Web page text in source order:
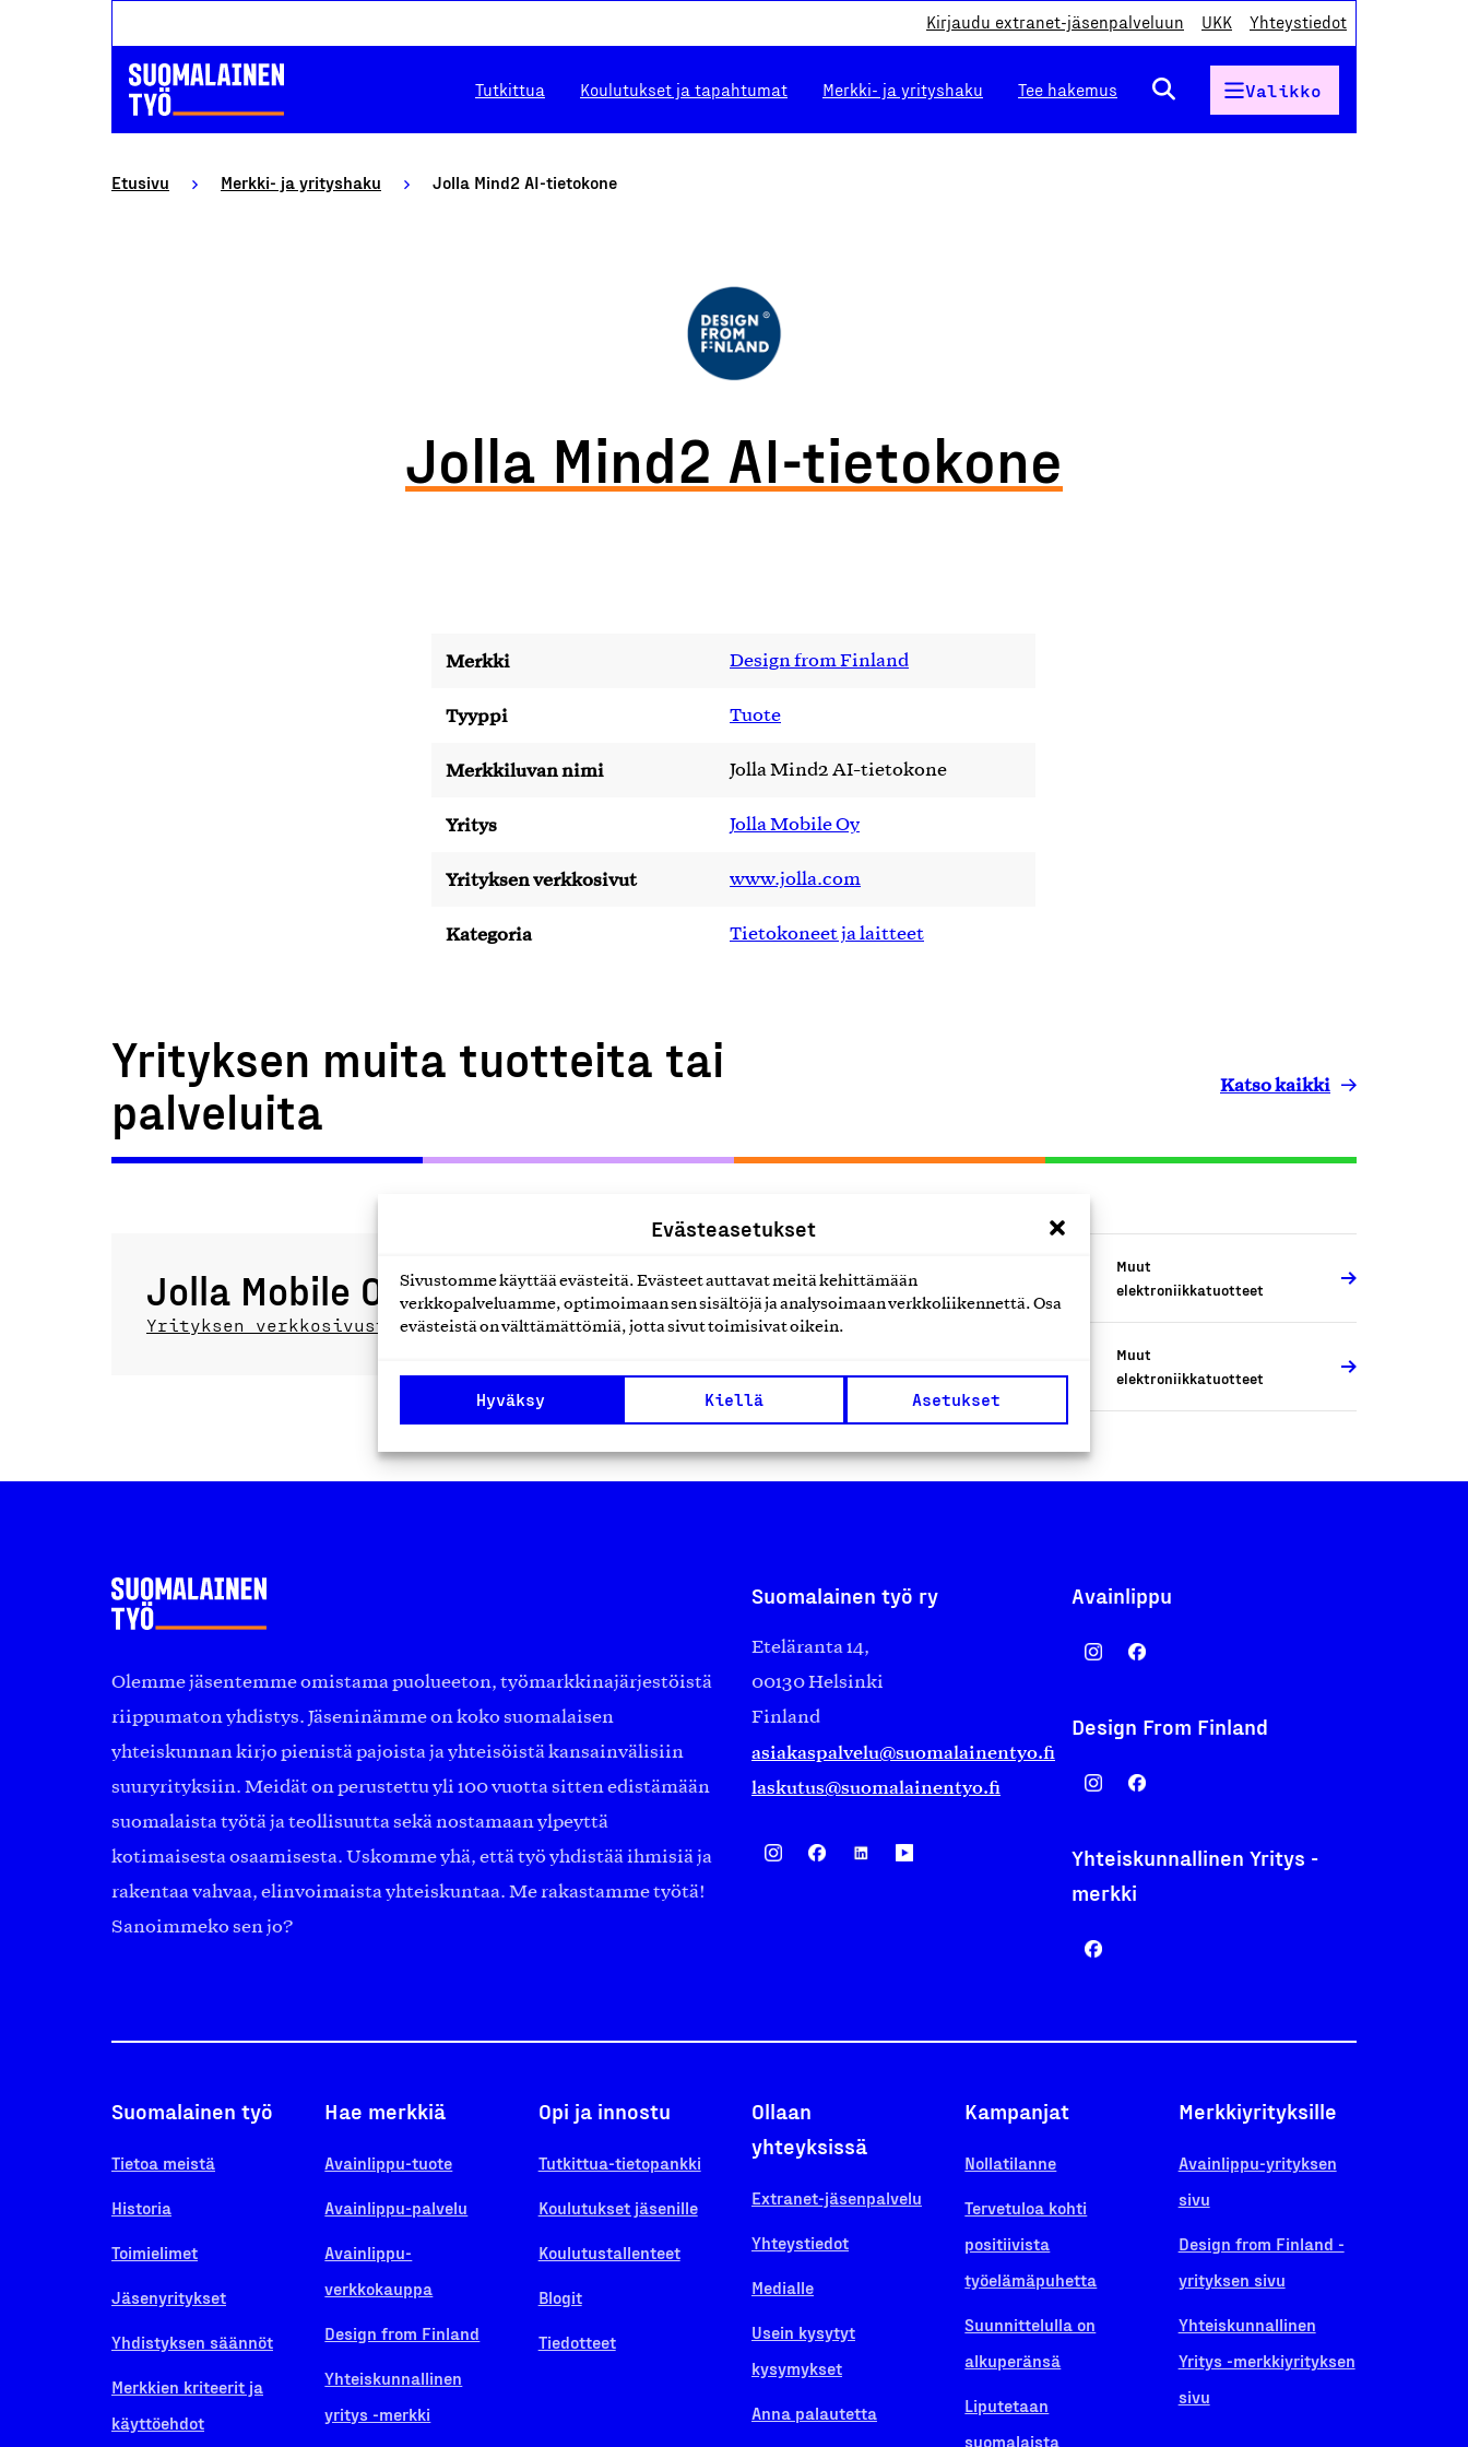
Evästeasetukset
Sivustomme käyttää evästeitä. Evästeet auttavat meitä kehittämään
verkkopalveluamme, optimoimaan sen sisältöjä ja analysoimaan verkkoliikennettä. Osa
evästeistä on välttämättömiä, jotta sivut toimisivat oikein.
Hyväksy Kiellä Asetukset
Kirjaudu extranet-jäsenpalveluun UKK Yhteystiedot
Tutkittua Koulutukset ja tapahtumat Merkki- ja yrityshaku Tee hakemus Valikko
Etusivu Merkki- ja yrityshaku Jolla Mind2 AI-tietokone
Jolla Mind2 AI-tietokone
Merkki Design from Finland
Tyyppi Tuote
Merkkiluvan nimi Jolla Mind2 AI-tietokone
Yritys Jolla Mobile Oy
Yrityksen verkkosivut www.jolla.com
Kategoria Tietokoneet ja laitteet
Yrityksen muita tuotteita tai
palveluita
Katso kaikki
Jolla Mobile Oy
Yrityksen verkkosivusto
Muut
elektroniikkatuotteet
Jolla Mobile Oy, Tuote
Muut
elektroniikkatuotteet
Olemme jäsentemme omistama puolueeton, työmarkkinajärjestöistä
riippumaton yhdistys. Jäseninämme on koko suomalaisen
yhteiskunnan kirjo pienistä pajoista ja yhteisöistä kansainvälisiin
suuryrityksiin. Meidät on perustettu yli 100 vuotta sitten edistämään
suomalaista työtä ja teollisuutta sekä nostamaan ylpeyttä
kotimaisesta osaamisesta. Uskomme yhä, että työ yhdistää ihmisiä ja
rakentaa vahvaa, elinvoimaista yhteiskuntaa. Me rakastamme työtä!
Sanoimmeko sen jo?
Suomalainen työ ry
Eteläranta 14,
00130 Helsinki
Finland
asiakaspalvelu@suomalainentyo.fi
laskutus@suomalainentyo.fi
Avainlippu
Design From Finland
Yhteiskunnallinen Yritys -
merkki
Suomalainen työ
Tietoa meistä
Historia
Toimielimet
Jäsenyritykset
Yhdistyksen säännöt
Merkkien kriteerit ja
käyttöehdot
Hae merkkiä
Avainlippu-tuote
Avainlippu-palvelu
Avainlippu-
verkkokauppa
Design from Finland
Yhteiskunnallinen
yritys -merkki
Opi ja innostu
Tutkittua-tietopankki
Koulutukset jäsenille
Koulutustallenteet
Blogit
Tiedotteet
Ollaan
yhteyksissä
Extranet-jäsenpalvelu
Yhteystiedot
Medialle
Usein kysytyt
kysymykset
Anna palautetta
Kampanjat
Nollatilanne
Tervetuloa kohti
positiivista
työelämäpuhetta
Suunnittelulla on
alkuperänsä
Liputetaan
suomalaista
Merkkiyrityksille
Avainlippu-yrityksen
sivu
Design from Finland -
yrityksen sivu
Yhteiskunnallinen
Yritys -merkkiyrityksen
sivu